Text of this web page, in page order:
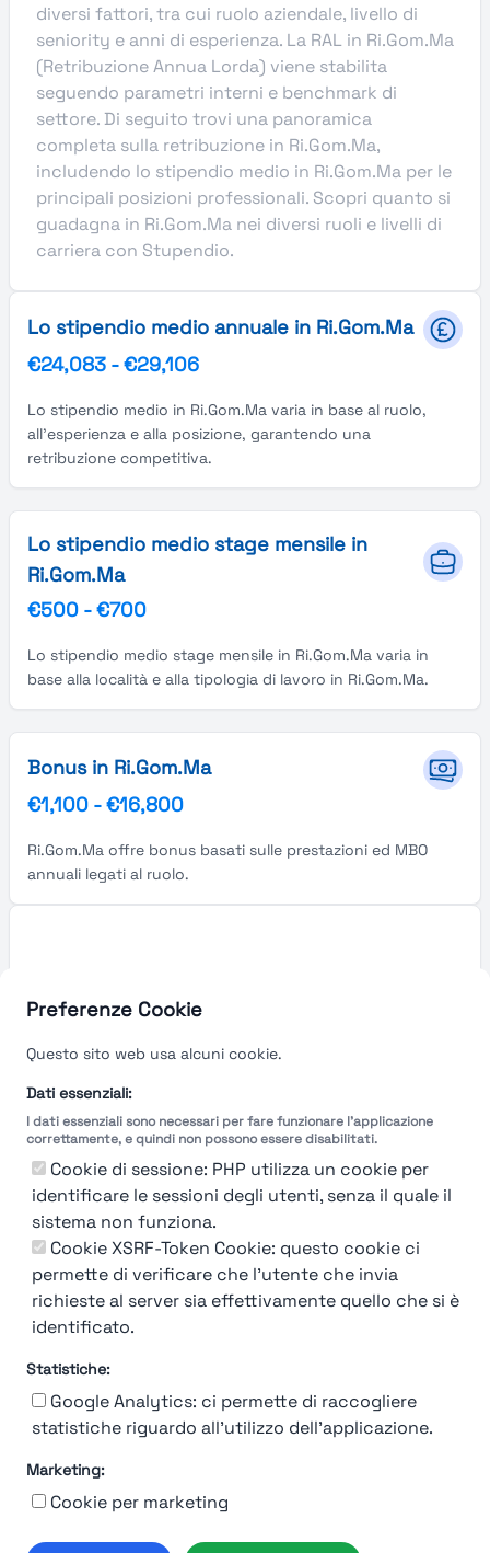
Preferenze Cookie
Questo sito web usa alcuni cookie.
Dati essenziali:
I dati essenziali sono necessari per fare funzionare l'applicazione
correttamente, e quindi non possono essere disabilitati.
Cookie di sessione: PHP utilizza un cookie per
identificare le sessioni degli utenti, senza il quale il
sistema non funziona.
Cookie XSRF-Token Cookie: questo cookie ci
permette di verificare che l'utente che invia
richieste al server sia effettivamente quello che si è
identificato.
Statistiche:
Google Analytics: ci permette di raccogliere
statistiche riguardo all'utilizzo dell'applicazione.
Marketing:
Cookie per marketing
diversi fattori, tra cui ruolo aziendale, livello di
seniority e anni di esperienza. La RAL in Ri.Gom.Ma
(Retribuzione Annua Lorda) viene stabilita
seguendo parametri interni e benchmark di
settore. Di seguito trovi una panoramica
completa sulla retribuzione in Ri.Gom.Ma,
includendo lo stipendio medio in Ri.Gom.Ma per le
principali posizioni professionali. Scopri quanto si
guadagna in Ri.Gom.Ma nei diversi ruoli e livelli di
carriera con Stupendio.
Lo stipendio medio annuale in Ri.Gom.Ma
€24,083 -€29,106
Lo stipendio medio in Ri.Gom.Ma varia in base al ruolo,
all'esperienza e alla posizione, garantendo una
retribuzione competitiva.
Lo stipendio medio stage mensile in
Ri.Gom.Ma
€500 -€700
Lo stipendio medio stage mensile in Ri.Gom.Ma varia in
base alla località e alla tipologia di lavoro in Ri.Gom.Ma.
Bonus in Ri.Gom.Ma
€1,100 -€16,800
Ri.Gom.Ma offre bonus basati sulle prestazioni ed MBO
annuali legati al ruolo.
You're Not logged in
LoginorIscrivitiper vedere
Termini e Condizioni
© 2019-2026 Stupendio. Tutti i diritti riservati | Smarteris S.r.l. P.IVA